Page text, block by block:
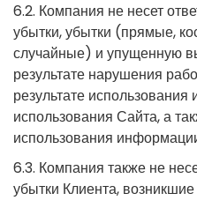
6.2. Компания не несет
убытки, убытки (прямые,
случайные) и упущенную
результате нарушения
результате
использования Сайта, а
использования
6.3. Компания также не
убытки Клиента, возникшие